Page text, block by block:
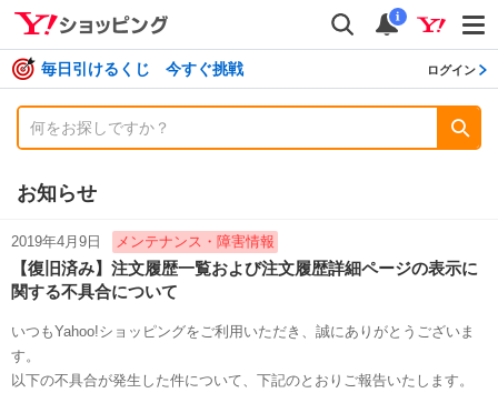
検索
通知
i
毎日引けるくじ 今すぐ挑戦 ログイン
お知らせ
2019年4月9日 メンテナンス・障害情報
【復旧済み】注文履歴一覧および注文履歴詳細ページの表示に
関する不具合について
いつもYahoo!ショッピングをご利用いただき、誠にありがとうございま
す。
以下の不具合が発生した件について、下記のとおりご報告いたします。